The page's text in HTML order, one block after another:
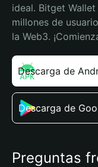
ideal. Bitget
millones de
la Web3.
Descarga de
Descarga de
Preguntas